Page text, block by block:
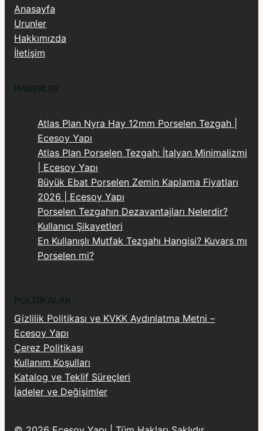
Anasayfa
Urunler
Hakkımızda
İletişim
HABERLER
Atlas Plan Nyra Hay 12mm Porselen Tezgah |
Ecesoy Yapı
Atlas Plan Porselen Tezgah: İtalyan Minimalizmi
| Ecesoy Yapı
Büyük Ebat Porselen Zemin Kaplama Fiyatları
2026 | Ecesoy Yapı
Porselen Tezgahın Dezavantajları Nelerdir?
Kullanıcı Şikayetleri
En Kullanışlı Mutfak Tezgahı Hangisi? Kuvars mı
Porselen mi?
POLITIKALAR
Gizlilik Politikası ve KVKK Aydınlatma Metni –
Ecesoy Yapı
Çerez Politikası
Kullanım Koşulları
Katalog ve Teklif Süreçleri
İadeler ve Değişimler